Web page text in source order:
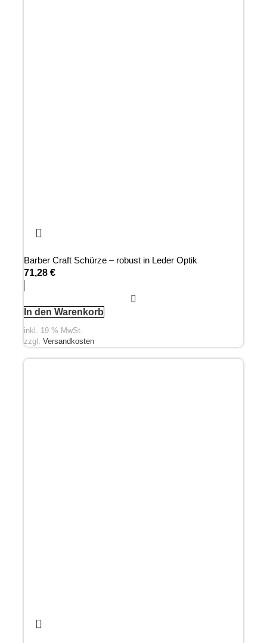
Barber Craft Schürze – robust in Leder Optik
71,28 €
In den Warenkorb
inkl. 19 % MwSt.
zzgl. Versandkosten